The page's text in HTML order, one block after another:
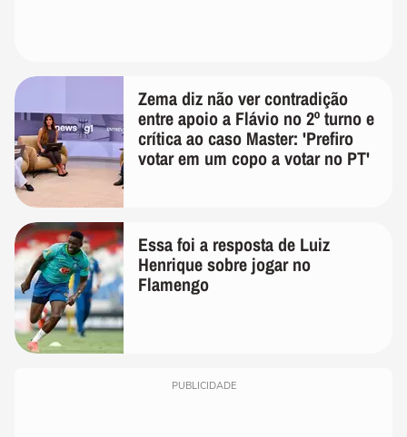
Zema diz não ver contradição
entre apoio a Flávio no 2º turno e
crítica ao caso Master: 'Prefiro
votar em um copo a votar no PT'
Essa foi a resposta de Luiz
Henrique sobre jogar no
Flamengo
PUBLICIDADE